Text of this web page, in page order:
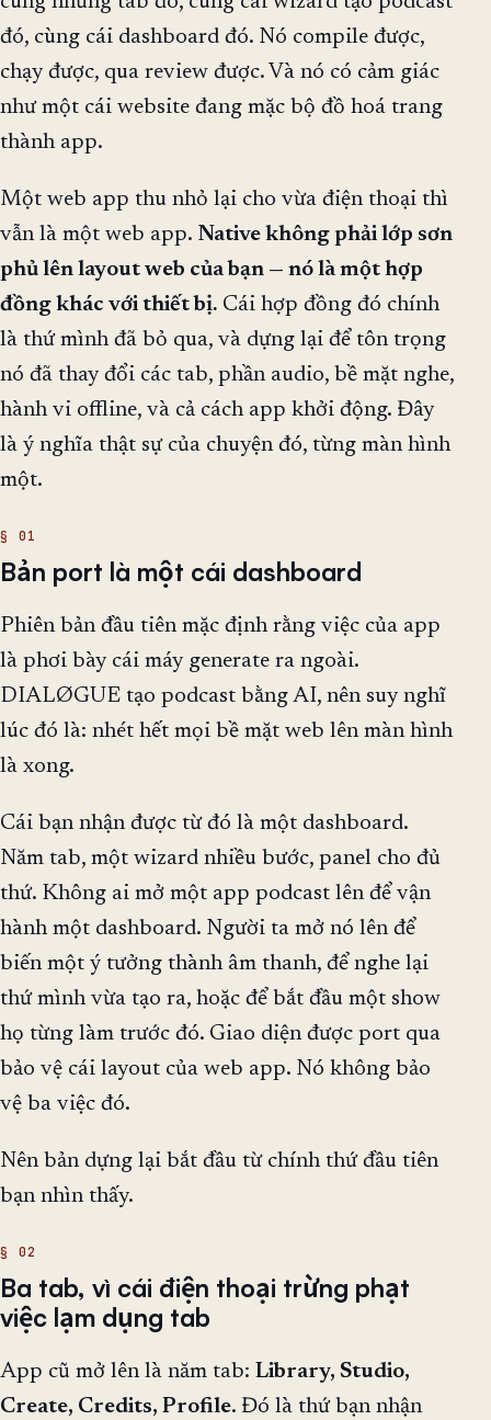
đó, cùng cái dashboard đó. Nó compile được,
chạy được, qua review được. Và nó có cảm giác
như một cái website đang mặc bộ đồ hoá trang
thành app.
Một web app thu nhỏ lại cho vừa điện thoại thì
vẫn là một web app. Native không phải lớp sơn
phủ lên layout web của bạn — nó là một hợp
đồng khác với thiết bị. Cái hợp đồng đó chính
là thứ mình đã bỏ qua, và dựng lại để tôn trọng
nó đã thay đổi các tab, phần audio, bề mặt nghe,
hành vi offline, và cả cách app khởi động. Đây
là ý nghĩa thật sự của chuyện đó, từng màn hình
một.
Bản port là một cái dashboard
Phiên bản đầu tiên mặc định rằng việc của app
là phơi bày cái máy generate ra ngoài.
DIALØGUE tạo podcast bằng AI, nên suy nghĩ
lúc đó là: nhét hết mọi bề mặt web lên màn hình
là xong.
Cái bạn nhận được từ đó là một dashboard.
Năm tab, một wizard nhiều bước, panel cho đủ
thứ. Không ai mở một app podcast lên để vận
hành một dashboard. Người ta mở nó lên để
biến một ý tưởng thành âm thanh, để nghe lại
thứ mình vừa tạo ra, hoặc để bắt đầu một show
họ từng làm trước đó. Giao diện được port qua
bảo vệ cái layout của web app. Nó không bảo
vệ ba việc đó.
Nên bản dựng lại bắt đầu từ chính thứ đầu tiên
bạn nhìn thấy.
Ba tab, vì cái điện thoại trừng phạt
việc lạm dụng tab
App cũ mở lên là năm tab: Library, Studio,
Create, Credits, Profile. Đó là thứ bạn nhận